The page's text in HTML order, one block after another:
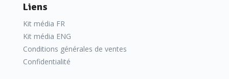
Liens
Kit média FR
Kit média ENG
Conditions générales de ventes
Confidentialité